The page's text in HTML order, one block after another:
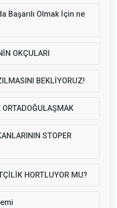
Başarılı Olmak İçin ne
OKÇULARI
BEKLİYORUZ!
STOPER
HORTLUYOR MU?